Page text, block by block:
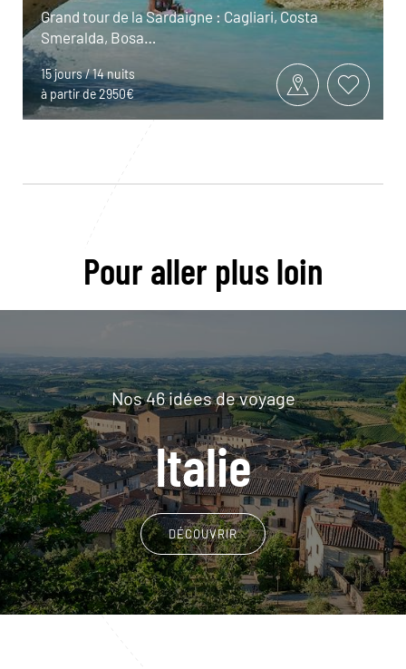
Grand tour de la Sardaigne : Cagliari, Costa
Smeralda, Bosa…
15 jours / 14 nuits
à partir de 2950€
Pour aller plus loin
Nos 46 idées de voyage
Italie
DÉCOUVRIR